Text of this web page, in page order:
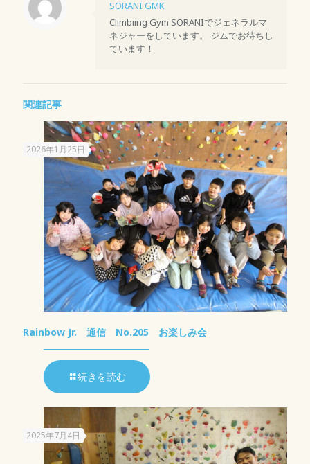
SORANI GMK
Climbiing Gym SORANIでジェネラルマ
ネジャーをしています。 ジムでお待ちし
ています！
関連記事
2026年1月25日
Rainbow Jr. 通信 No.205 お楽しみ会
続きを読む
2025年7月4日